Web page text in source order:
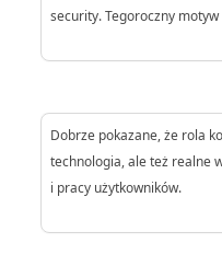
security. Tegoroczny
Dobrze pokazane, że rola
technologia, ale też realne
i pracy użytkowników.